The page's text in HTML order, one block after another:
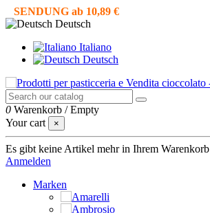
SENDUNG ab 10,89 €
Deutsch
Italiano
Deutsch
0 Warenkorb /Empty
Your cart
×
Es gibt keine Artikel mehr in Ihrem Warenkorb
Anmelden
Marken